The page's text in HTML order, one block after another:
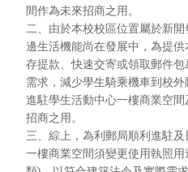
間作為未來招商之用。
二、由於本校校區位置屬於新
邊生活機能尚在發展中，為提供
存提款、快速交寄或領取郵件
需求，減少學生騎乘機車到校
進駐學生活動中心一樓商業空
招商之用。
三、綜上，為利郵局順利進駐
一樓商業空間須變更使用執照